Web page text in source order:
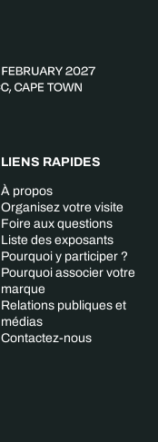
LIENS RAPIDES
À propos
Organisez votre visite
Foire aux questions
Liste des exposants
Pourquoi y participer ?
Pourquoi associer votre
marque
Relations publiques et
médias
Contactez-nous